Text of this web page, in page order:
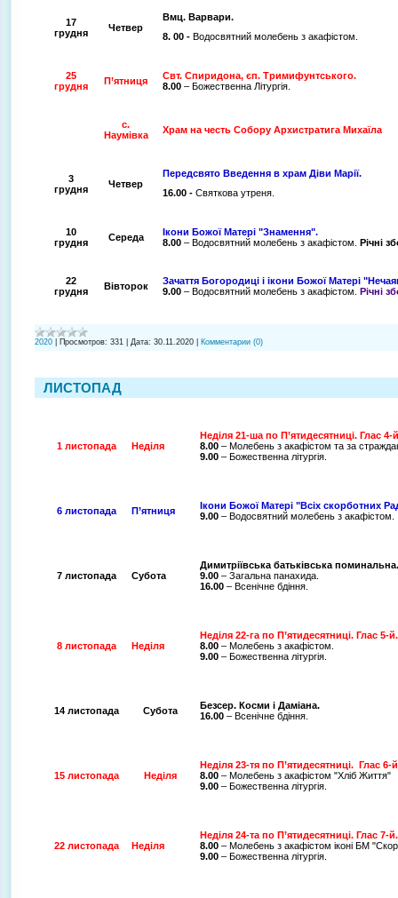
17
грудня
Четвер
Вмц. Варвари.
8. 00 - Водосвятний молебень з акафістом.
25
грудня
П’ятниця
Свт. Спиридона, єп. Тримифунтського.
8.00 – Божественна Літургія.
с.
Наумівка
Храм на честь Собору Архистратига Михаїла
3
грудня
Четвер
Передсвято Введення в храм Діви Марії.
16.00 - Святкова утреня.
10
грудня
Середа
Ікони Божої Матері "Знамення".
8.00 – Водосвятний молебень з акафістом. Річні
22
грудня
Вівторок
Зачаття Богородиці і ікони Божої Матері
9.00 – Водосвятний молебень з акафістом. Річні
2020 Просмотров: 331 Дата: 30.11.2020 Комментарии (0)
ЛИСТОПАД
1 листопада Неділя
Неділя 21-ша по П’ятидесятниці. Глас 4-
8.00 – Молебень з акафістом та за
9.00 – Божественна літургія.
6 листопада П’ятниця
Ікони Божої Матері "Всіх скорботних
9.00 – Водосвятний молебень з акафістом.
7 листопада Субота
Димитріївська батьківська поминальна.
9.00 – Загальна панахида.
16.00 – Всенічне бдіння.
8 листопада Неділя
Неділя 22-га по П’ятидесятниці. Глас
8.00 – Молебень з акафістом.
9.00 – Божественна літургія.
14 листопада Субота
Безсер. Косми і Даміана.
16.00 – Всенічне бдіння.
15 листопада Неділя
Неділя 23-тя по П’ятидесятниці. Глас 6-
8.00 – Молебень з акафістом "Хліб Життя"
9.00 – Божественна літургія.
22 листопада Неділя
Неділя 24-та по П’ятидесятниці. Глас 7-й.
8.00 – Молебень з акафістом іконі БМ
9.00 – Божественна літургія.